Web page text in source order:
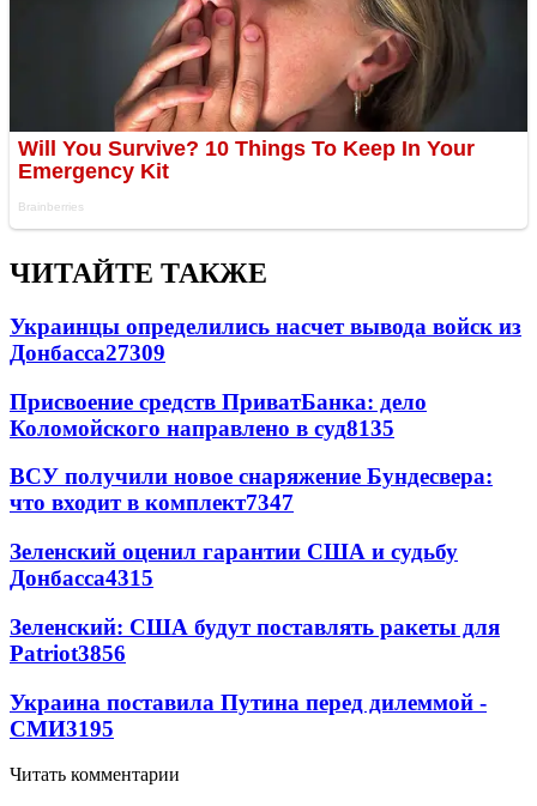
ЧИТАЙТЕ ТАКЖЕ
Украинцы определились насчет вывода войск из
Донбасса27309
Присвоение средств ПриватБанка: дело
Коломойского направлено в суд8135
ВСУ получили новое снаряжение Бундесвера:
что входит в комплект7347
Зеленский оценил гарантии США и судьбу
Донбасса4315
Зеленский: США будут поставлять ракеты для
Patriot3856
Украина поставила Путина перед дилеммой -
СМИ3195
Читать комментарии